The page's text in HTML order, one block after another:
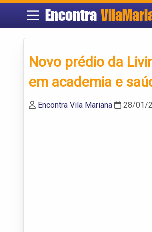
Encontra
Novo prédio da
em academia e
Encontra Vila Mariana 28/01/